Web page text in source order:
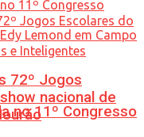
no 11º Congresso
72º Jogos
nacional de